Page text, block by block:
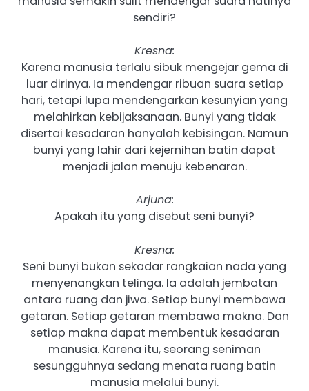
sendiri?
Kresna:
Karena manusia terlalu sibuk mengejar gema di
luar dirinya. Ia mendengar ribuan suara setiap
hari, tetapi lupa mendengarkan kesunyian yang
melahirkan kebijaksanaan. Bunyi yang tidak
disertai kesadaran hanyalah kebisingan. Namun
bunyi yang lahir dari kejernihan batin dapat
menjadi jalan menuju kebenaran.
Arjuna:
Apakah itu yang disebut seni bunyi?
Kresna:
Seni bunyi bukan sekadar rangkaian nada yang
menyenangkan telinga. Ia adalah jembatan
antara ruang dan jiwa. Setiap bunyi membawa
getaran. Setiap getaran membawa makna. Dan
setiap makna dapat membentuk kesadaran
manusia. Karena itu, seorang seniman
sesungguhnya sedang menata ruang batin
manusia melalui bunyi.